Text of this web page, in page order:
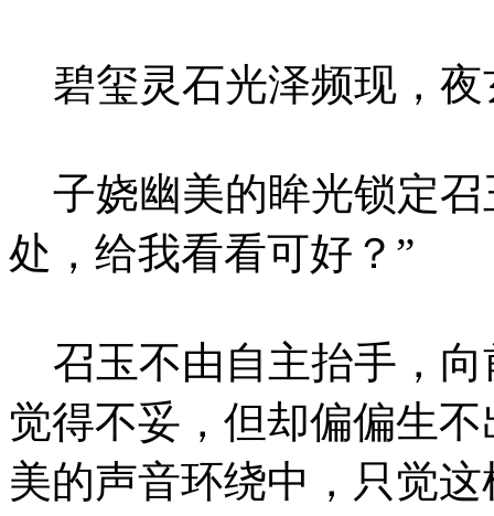
碧玺灵石光泽频现，夜
子娆幽美的眸光锁定召
处，给我看看可好？”
召玉不由自主抬手，向
觉得不妥，但却偏偏生
美的声音环绕中，只觉